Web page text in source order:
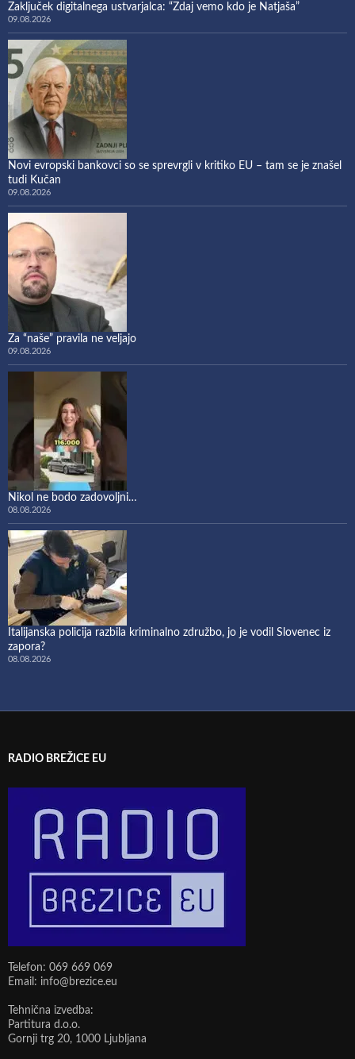
Zaključek digitalnega ustvarjalca: “Zdaj vemo kdo je Natjaša”
09.08.2026
Novi evropski bankovci so se sprevrgli v kritiko EU – tam se je znašel
tudi Kučan
09.08.2026
Za “naše” pravila ne veljajo
09.08.2026
Nikol ne bodo zadovoljni…
08.08.2026
Italijanska policija razbila kriminalno združbo, jo je vodil Slovenec iz
zapora?
08.08.2026
RADIO BREŽICE EU
Telefon: 069 669 069
Email: info@brezice.eu
Tehnična izvedba:
Partitura d.o.o.
Gornji trg 20, 1000 Ljubljana